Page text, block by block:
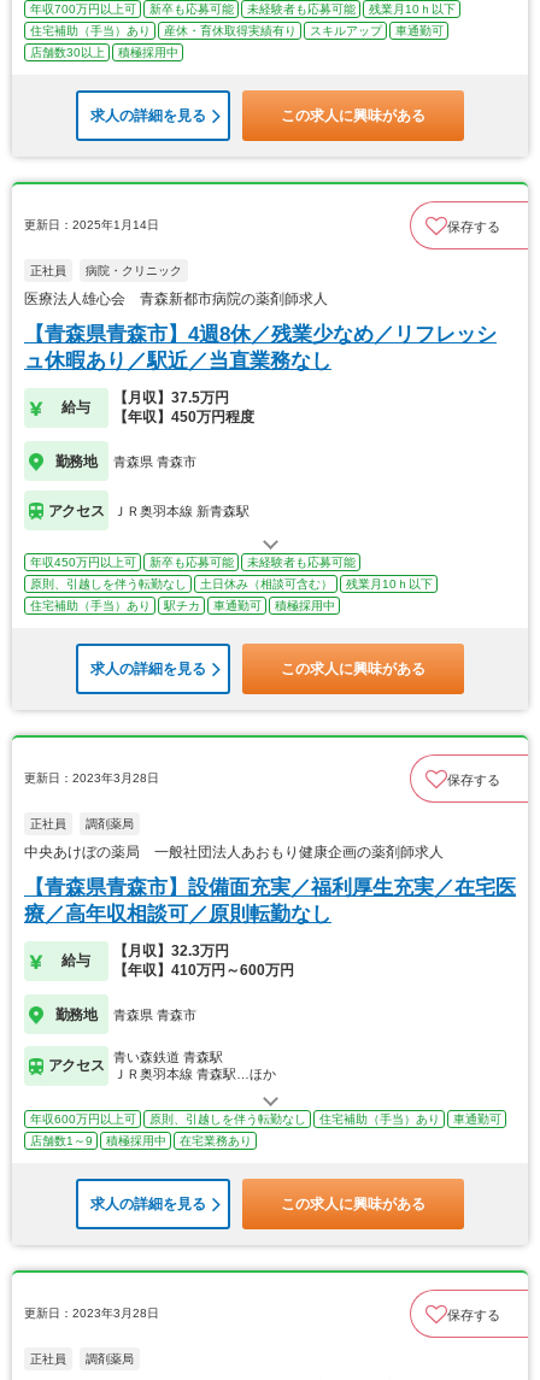
年収700万円以上可 新卒も応募可能 未経験者も応募可能
残業月10ｈ以下
住宅補助（手当）あり
産休・育休取得実績有り スキルアップ
車通勤可
店舗数30以上
積極採用中
求人の詳細を見る この求人に興味がある
更新日：2025年1月14日 保存する
正社員 病院・クリニック
医療法人雄心会 青森新都市病院の薬剤師求人
【青森県青森市】4週8休／残業少なめ／リフレッシ
ュ休暇あり／駅近／当直業務なし
給与
【月収】37.5万円
【年収】450万円程度
勤務地 青森県 青森市
アクセス ＪＲ奥羽本線 新青森駅
年収450万円以上可 新卒も応募可能
未経験者も応募可能
原則、引越しを伴う転勤なし
土日休み（相談可含む）
残業月10ｈ以下
住宅補助（手当）あり
駅チカ 車通勤可 積極採用中
求人の詳細を見る この求人に興味がある
更新日：2023年3月28日 保存する
正社員 調剤薬局
中央あけぼの薬局 一般社団法人あおもり健康企画の薬剤師求人
【青森県青森市】設備面充実／福利厚生充実／在宅医
療／高年収相談可／原則転勤なし
給与
【月収】32.3万円
【年収】410万円～600万円
勤務地 青森県 青森市
アクセス
青い森鉄道 青森駅
ＪＲ奥羽本線 青森駅…ほか
年収600万円以上可 原則、引越しを伴う転勤なし 住宅補助（手当）あり
車通勤可
店舗数1～9
積極採用中 在宅業務あり
求人の詳細を見る この求人に興味がある
更新日：2023年3月28日 保存する
正社員 調剤薬局